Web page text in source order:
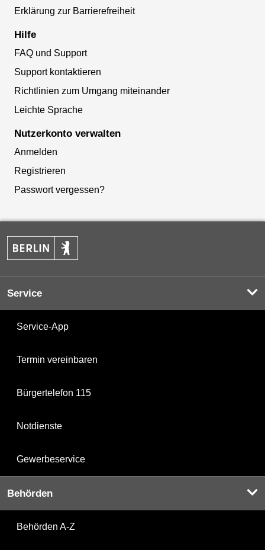
Erklärung zur Barrierefreiheit
Hilfe
FAQ und Support
Support kontaktieren
Richtlinien zum Umgang miteinander
Leichte Sprache
Nutzerkonto verwalten
Anmelden
Registrieren
Passwort vergessen?
Service
Service-App
Termin vereinbaren
Bürgertelefon 115
Notdienste
Gewerbeservice
Behörden
Behörden A-Z